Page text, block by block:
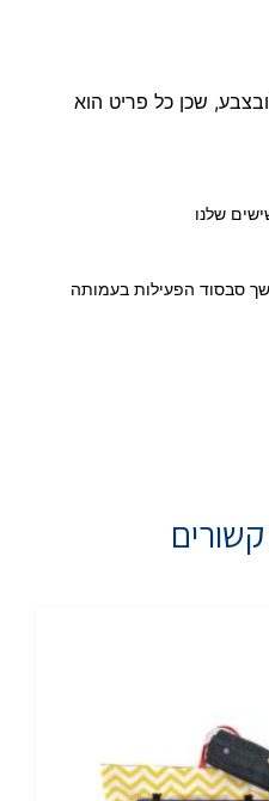
שכן כל פריט הוא
סבסוד הפעילות בעמותה